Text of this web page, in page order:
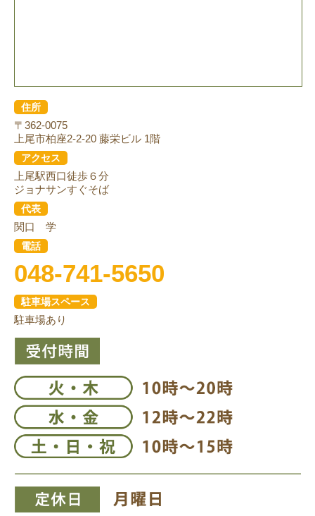
住所
〒362-0075
上尾市柏座2-2-20 藤栄ビル 1階
アクセス
上尾駅西口徒歩６分
ジョナサンすぐそば
代表
関口 学
電話
048-741-5650
駐車場スペース
駐車場あり